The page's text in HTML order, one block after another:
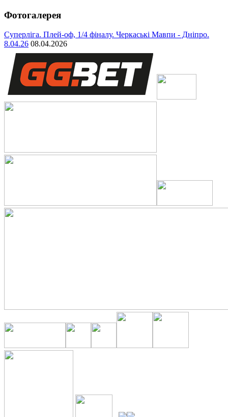
Фотогалерея
Суперліга. Плей-оф, 1/4 фіналу. Черкаські Мавпи - Дніпро.
8.04.26 08.04.2026